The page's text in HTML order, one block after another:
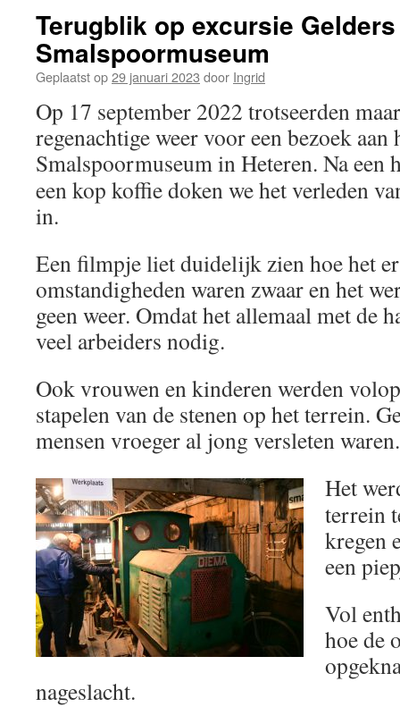
Terugblik op excursie Gelders
Smalspoormuseum
Geplaatst op29 januari 2023 door Ingrid
Op 17 september 2022 trotseerden
regenachtige weer voor een bezoek aan
Smalspoormuseum in Heteren. Na een
een kop koffie doken we het verleden
in.
Een filmpje liet duidelijk zien hoe het
omstandigheden waren zwaar en het
geen weer. Omdat het allemaal met de
veel arbeiders nodig.
Ook vrouwen en kinderen werden
stapelen van de stenen op het terrein.
mensen vroeger al jong versleten waren.
Het
terrein
kregen
een
Vol
hoe de
nageslacht.